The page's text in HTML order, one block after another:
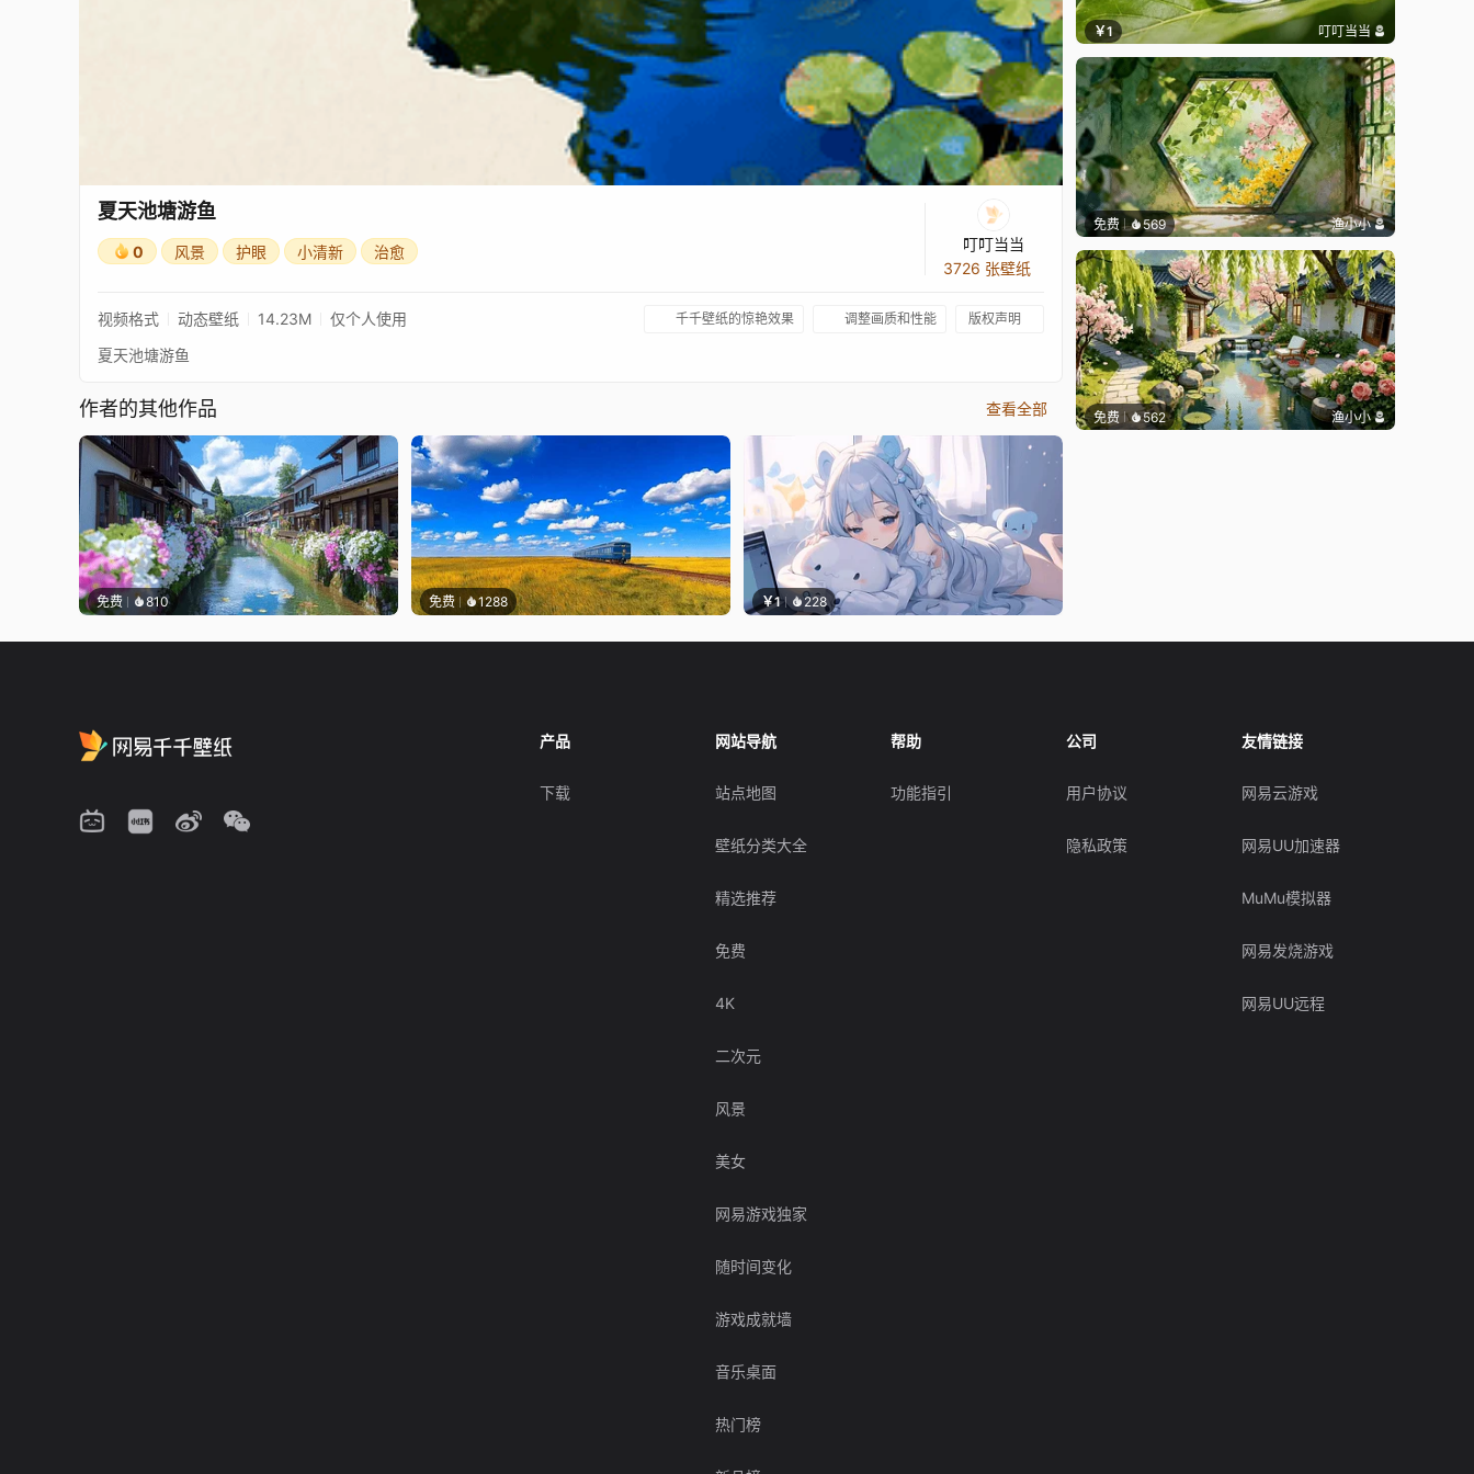
夏天池塘游鱼
0 风景 护眼 小清新 治愈
叮叮当当
3726 张壁纸
视频格式 动态壁纸 14.23M 仅个人使用 千千壁纸的惊艳效果 调整画质和性能 版权声明
夏天池塘游鱼
作者的其他作品 查看全部
免费 810 免费 1288 ￥1 228
￥1 叮叮当当
免费 569 渔小小
免费 562 渔小小
产品
下载
网站导航
站点地图
壁纸分类大全
精选推荐
免费
4K
二次元
风景
美女
网易游戏独家
随时间变化
游戏成就墙
音乐桌面
热门榜
帮助
功能指引
公司
用户协议
隐私政策
友情链接
网易云游戏
网易UU加速器
MuMu模拟器
网易发烧游戏
网易UU远程